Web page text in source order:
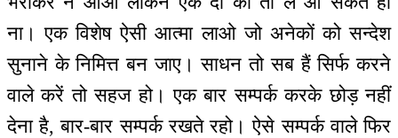
ना। एक विशेष ऐसी आत्मा लाओ जो अनेकों को सन्देश
सुनाने के निमित्त बन जाए। साधन तो सब हैं सिर्फ करने
वाले करें तो सहज हो। एक बार सम्पर्क करके छोड़ नहीं
देना है, बार-बार सम्पर्क रखते रहो। ऐसे सम्पर्क वाले फिर